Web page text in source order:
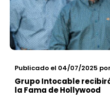
Publicado el 04/07/2025 por
Grupo Intocable
la Fama de Hollywood